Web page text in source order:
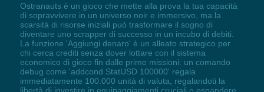
Ostranauts è un gioco che mette alla prova la tua capacità
di sopravvivere in un universo noir e immersivo, ma la
scarsità di risorse iniziali può trasformare il sogno di
diventare uno scrapper di successo in un incubo di debiti.
La funzione 'Aggiungi denaro' è un alleato strategico per
chi cerca crediti senza dover lottare con il sistema
economico di gioco fin dalle prime missioni: un comando
debug come 'addcond StatUSD 100000' regala
immediatamente 100.000 unità di valuta, regalandoti la